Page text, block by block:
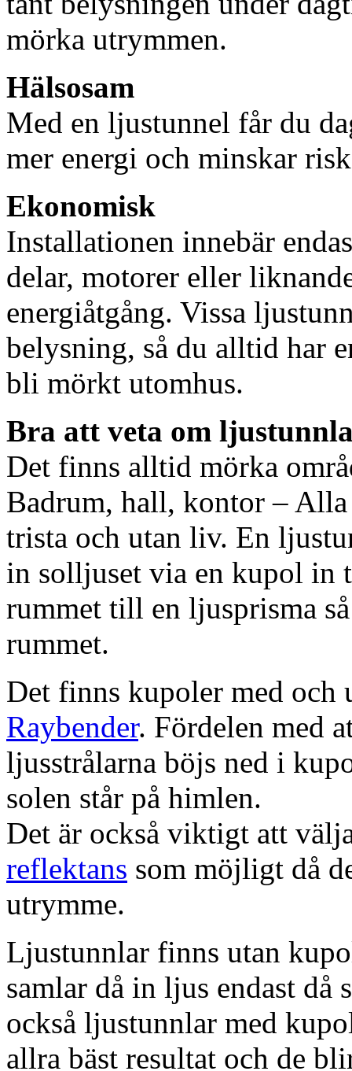
mörka utrymmen.
Hälsosam
Med en ljustunnel får du
mer energi och minskar
Ekonomisk
Installationen innebär
delar, motorer eller
energiåtgång. Vissa
belysning, så du alltid har
bli mörkt utomhus.
Bra att veta om
Det finns alltid mörka
Badrum, hall, kontor – Alla
trista och utan liv. En
in solljuset via en kupol in
rummet till en ljusprisma
rummet.
Det finns kupoler med och
Raybender. Fördelen med
ljusstrålarna böjs ned i
solen står på himlen.
Det är också viktigt att
reflektans som möjligt då
utrymme.
Ljustunnlar finns utan
samlar då in ljus endast då
också ljustunnlar med
allra bäst resultat och de